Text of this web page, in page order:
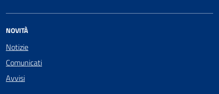
NOVITÀ
Notizie
Comunicati
Avvisi